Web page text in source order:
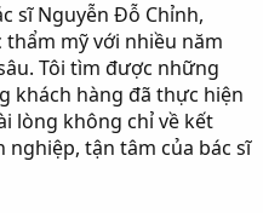
sĩ Nguyễn Đỗ Chỉnh,
mỹ với nhiều năm
Tôi tìm được những
khách hàng đã thực hiện
lòng không chỉ về kết
nghiệp, tận tâm của bác sĩ